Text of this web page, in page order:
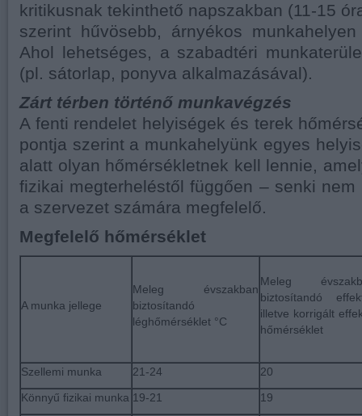
kritikusnak tekinthető napszakban (11-15
szerint hűvösebb, árnyékos
Ahol lehetséges, a szabadtéri
(pl. sátorlap, ponyva alkalmazásával).
Zárt térben történő munkavégzés
A fenti rendelet helyiségek és terek
pontja szerint a munkahelyünk egyes
alatt olyan hőmérsékletnek kell lennie,
fizikai megterheléstől függően – senki
a szervezet számára megfelelő.
Megfelelő hőmérséklet
A munka jellege
Meleg évszakban
biztosítandó
léghőmérséklet °C
Meleg
biztosítandó
illetve korrigált
hőmérséklet
Szellemi munka 21-24
20
Könnyű fizikai munka 19-21
19